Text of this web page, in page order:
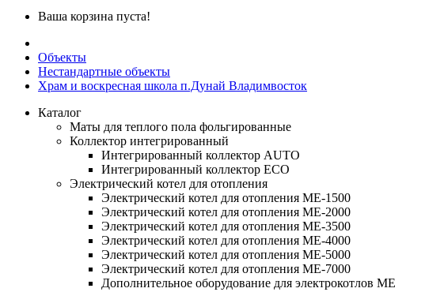
Ваша корзина пуста!
Объекты
Нестандартные объекты
Храм и воскресная школа п.Дунай Владимвосток
Каталог
Маты для теплого пола фольгированные
Коллектор интегрированный
Интегрированный коллектор AUTO
Интегрированный коллектор ЕСО
Электрический котел для отопления
Электрический котел для отопления МЕ-1500
Электрический котел для отопления МЕ-2000
Электрический котел для отопления МЕ-3500
Электрический котел для отопления МЕ-4000
Электрический котел для отопления МЕ-5000
Электрический котел для отопления МЕ-7000
Дополнительное оборудование для электрокотлов МЕ